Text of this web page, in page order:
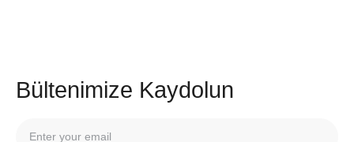
Bültenimize Kaydolun